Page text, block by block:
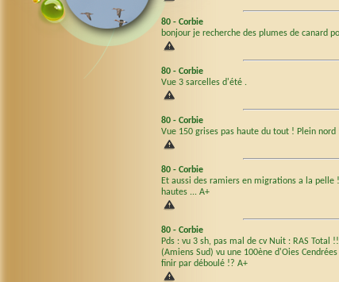
80 - Corbie
bonjour je recherche des plumes de canard
80 - Corbie
Vue 3 sarcelles d'été .
80 - Corbie
Vue 150 grises pas haute du tout ! Plein nord
80 - Corbie
Et aussi des ramiers en migrations a la pelle
hautes ... A+
80 - Corbie
Pds : vu 3 sh, pas mal de cv Nuit : RAS Total
(Amiens Sud) vu une 100ène d'Oies
finir par déboulé !? A+